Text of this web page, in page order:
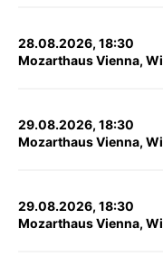
28.08.2026, 18:30
Mozarthaus Vienna,
29.08.2026, 18:30
Mozarthaus Vienna,
29.08.2026, 18:30
Mozarthaus Vienna,